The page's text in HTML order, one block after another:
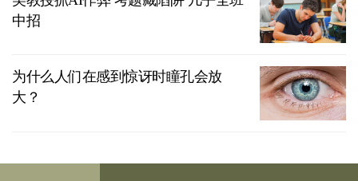
中招
为什么人们在感到惊讶时瞳孔会放
大？